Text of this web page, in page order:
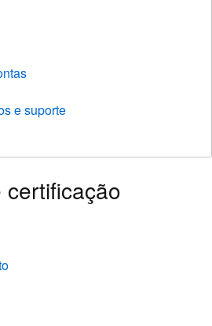
e suporte
certificação